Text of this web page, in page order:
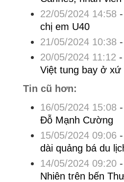
22/05/2024 14:58 -
chị em U40
21/05/2024 10:38 -
20/05/2024 11:12 -
Việt tung bay ở xứ
Tin cũ hơn:
16/05/2024 15:08 -
Đỗ Mạnh Cường
15/05/2024 09:06 -
dài quảng bá du
14/05/2024 09:20-
Nhiên trên bến